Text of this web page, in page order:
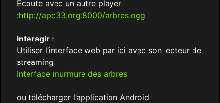
Ecoute avec un autre player
:http://apo33.org:8000/arbres.ogg
interagir :
Utiliser l’interface web par ici avec son lecteur de
streaming
Interface murmure des arbres
ou télécharger l’application Android